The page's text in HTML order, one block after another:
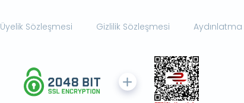
Üyelik Sözleşmesi Gizlilik Sözleşmesi